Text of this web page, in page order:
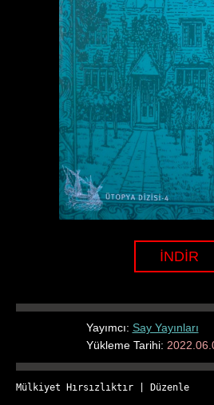
İNDİR
Yayımcı: Say Yayınları
Yükleme Tarihi:
Mülkiyet Hırsızlıktır Düzenle